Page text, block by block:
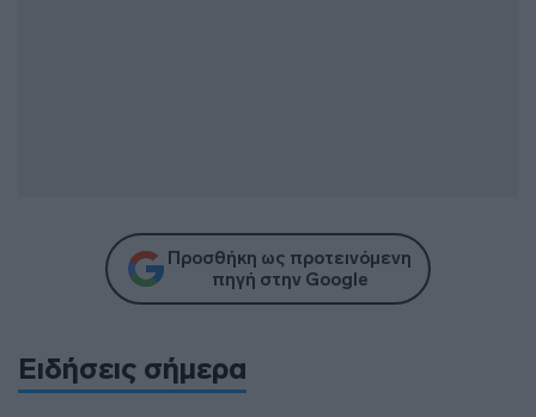
Προσθήκη ως προτεινόμενη
πηγή στην Google
Ειδήσεις σήμερα